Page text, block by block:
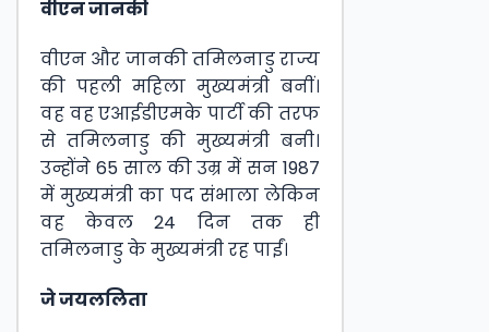
वीएन जानकी
वीएन और जानकी तमिलनाडु राज्य
की पहली महिला मुख्यमंत्री बनीं।
वह वह एआईडीएमके पार्टी की तरफ
से तमिलनाडु की मुख्यमंत्री बनी।
उन्होंने 65 साल की उम्र में सन 1987
में मुख्यमंत्री का पद संभाला लेकिन
वह केवल 24 दिन तक ही
तमिलनाडु के मुख्यमंत्री रह पाईं।
जे जयललिता